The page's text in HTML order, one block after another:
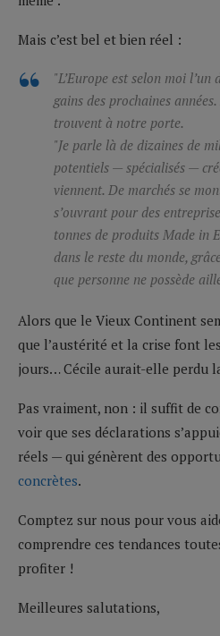
Mais c’est bel et bien réel :
"L’Europe est selon moi
gains des prochaines
trouvent à notre porte.
"Je parle là de dizaines de
potentiels — spécialisés —
viennent. De marchés se
s’ouvrant pour des
tonnes de produits Made in
dans le reste du monde,
que personne ne possède
Alors que le Vieux Continent
que l’austérité et la crise font
jours… Cécile aurait-elle perdu
Pas vraiment, non : il suffit de
voir que ses déclarations
réels — qui génèrent des
concrètes.
Comptez sur nous pour vous
comprendre ces tendances
profiter !
Meilleures salutations,